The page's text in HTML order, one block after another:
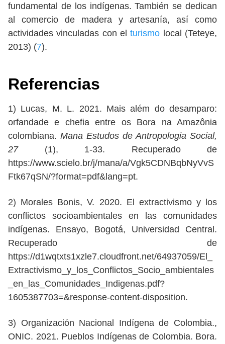
fundamental de los indígenas. También se dedican
al comercio de madera y artesanía, así como
actividades vinculadas con elturismo local (Teteye,
2013) (7).
Referencias
1) Lucas, M. L. 2021. Mais além do desamparo:
orfandade e chefia entre os Bora na Amazônia
colombiana. Mana Estudos de Antropologia Social,
27 (1), 1-33. Recuperado de
https://www.scielo.br/j/mana/a/Vgk5CDNBqbNyVvS
Ftk67qSN/?format=pdf&lang=pt.
2) Morales Bonis, V. 2020. El extractivismo y los
conflictos socioambientales en las comunidades
indígenas. Ensayo, Bogotá, Universidad Central.
Recuperado de
https://d1wqtxts1xzle7.cloudfront.net/64937059/El_
Extractivismo_y_los_Conflictos_Socio_ambientales
_en_las_Comunidades_Indigenas.pdf?
1605387703=&response-content-disposition.
3) Organización Nacional Indígena de Colombia.,
ONIC. 2021. Pueblos Indígenas de Colombia. Bora.